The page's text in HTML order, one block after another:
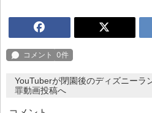
YouTuberが閉園後のディズニーラ
罪動画投稿へ